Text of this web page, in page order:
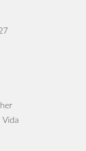
Vida